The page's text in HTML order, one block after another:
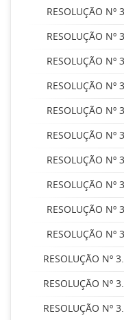
RESOLUÇÃO Nº
RESOLUÇÃO Nº
RESOLUÇÃO Nº
RESOLUÇÃO Nº
RESOLUÇÃO Nº
RESOLUÇÃO Nº
RESOLUÇÃO Nº
RESOLUÇÃO Nº
RESOLUÇÃO Nº
RESOLUÇÃO Nº
RESOLUÇÃO Nº
RESOLUÇÃO Nº
RESOLUÇÃO Nº